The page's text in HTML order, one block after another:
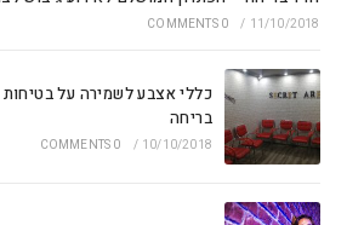
11/10/2018
/
0 COMMENTS
כללי אצבע לשמירה על
בריחה
10/10/2018
/
0 COMMENTS